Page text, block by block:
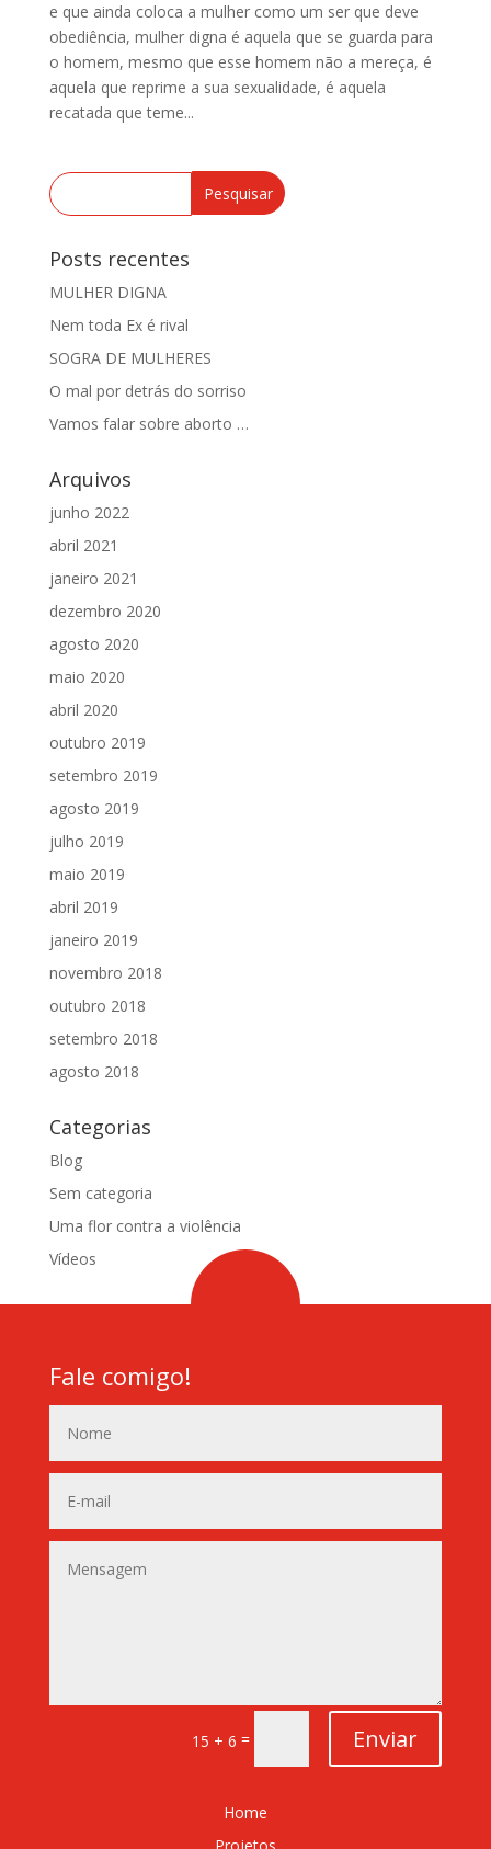
e que ainda coloca a mulher como um ser que deve
obediência, mulher digna é aquela que se guarda para
o homem, mesmo que esse homem não a mereça, é
aquela que reprime a sua sexualidade, é aquela
recatada que teme...
Posts recentes
MULHER DIGNA
Nem toda Ex é rival
SOGRA DE MULHERES
O mal por detrás do sorriso
Vamos falar sobre aborto …
Arquivos
junho 2022
abril 2021
janeiro 2021
dezembro 2020
agosto 2020
maio 2020
abril 2020
outubro 2019
setembro 2019
agosto 2019
julho 2019
maio 2019
abril 2019
janeiro 2019
novembro 2018
outubro 2018
setembro 2018
agosto 2018
Categorias
Blog
Sem categoria
Uma flor contra a violência
Vídeos
Fale comigo!
15 + 6 = Enviar
Home